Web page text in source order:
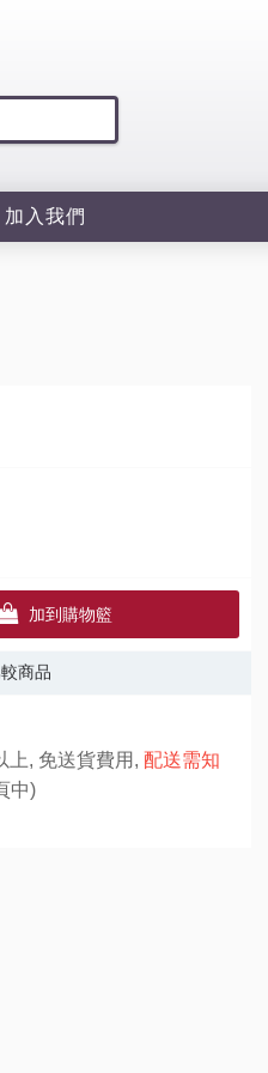
加入我們
加到購物籃
商品
上, 免送貨費用, 配送需知
中)